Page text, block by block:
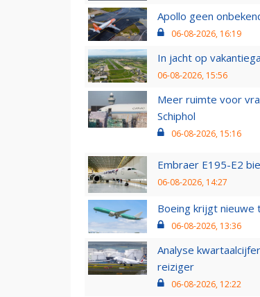
Apollo geen
06-08-2026, 16:19
In jacht op
06-08-2026, 15:56
Meer ruimte voor
Schiphol
06-08-2026, 15:16
Embraer E195-E2
06-08-2026, 14:27
Boeing krijgt
06-08-2026, 13:36
Analyse
reiziger
06-08-2026, 12:22